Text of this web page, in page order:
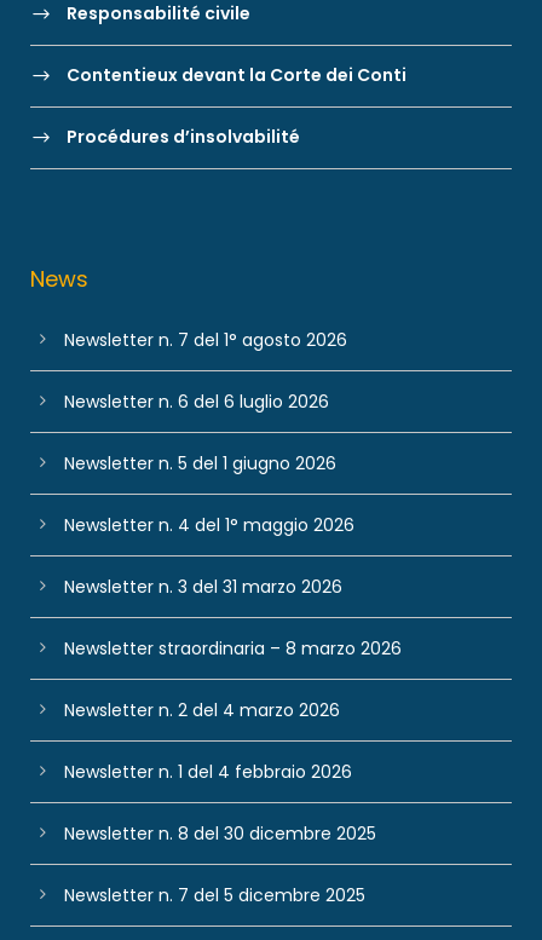
Responsabilité civile
Contentieux devant la Corte dei Conti
Procédures d’insolvabilité
News
Newsletter n. 7 del 1° agosto 2026
Newsletter n. 6 del 6 luglio 2026
Newsletter n. 5 del 1 giugno 2026
Newsletter n. 4 del 1° maggio 2026
Newsletter n. 3 del 31 marzo 2026
Newsletter straordinaria – 8 marzo 2026
Newsletter n. 2 del 4 marzo 2026
Newsletter n. 1 del 4 febbraio 2026
Newsletter n. 8 del 30 dicembre 2025
Newsletter n. 7 del 5 dicembre 2025